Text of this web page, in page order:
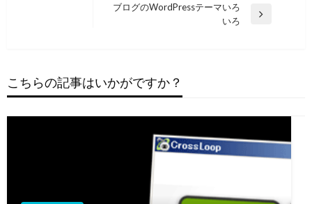
ー
シ
ョ
ブログのWordPressテーマいろ
いろ
こちらの記事はいかがですか？